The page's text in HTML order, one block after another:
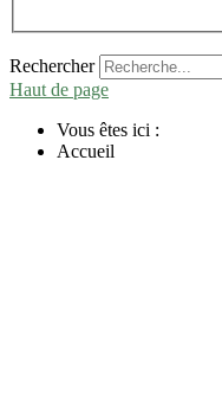
Rechercher
Haut de page
Vous êtes ici :
Accueil